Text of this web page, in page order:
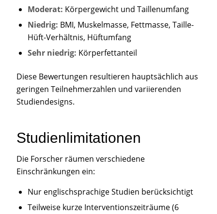
Moderat: Körpergewicht und Taillenumfang
Niedrig: BMI, Muskelmasse, Fettmasse, Taille-
Hüft-Verhältnis, Hüftumfang
Sehr niedrig: Körperfettanteil
Diese Bewertungen resultieren hauptsächlich aus
geringen Teilnehmerzahlen und variierenden
Studiendesigns.
Studienlimitationen
Die Forscher räumen verschiedene
Einschränkungen ein:
Nur englischsprachige Studien berücksichtigt
Teilweise kurze Interventionszeiträume (6